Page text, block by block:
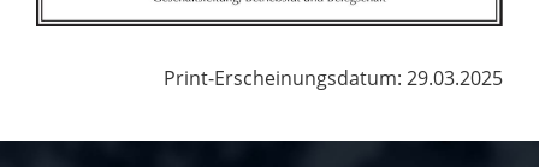
Print-Erscheinungsdatum: 29.03.2025